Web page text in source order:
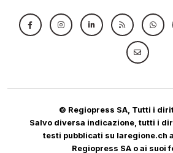
© Regiopress SA, Tutti i
Salvo diversa indicazione, tutti i
testi pubblicati su laregione.ch
Regiopress SA o ai suoi